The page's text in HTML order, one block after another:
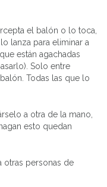
el balón o lo toca,
lanza para eliminar a
están agachadas
Solo entre
Todas las que lo
a otra de la mano,
esto quedan
otras personas de